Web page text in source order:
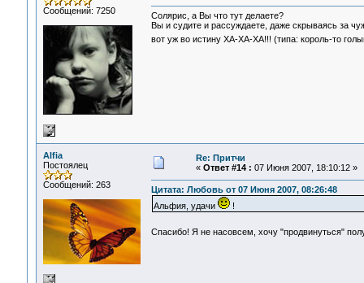
Сообщений: 7250
Солярис, а Вы что тут делаете?
Вы и судите и рассуждаете, даже скрываясь за
вот уж во истину ХА-ХА-ХА!!! (типа: король-то
Alfia
Постоялец
Сообщений: 263
Re: Притчи
« Ответ #14 : 07 Июня 2007, 18:10:12 »
Цитата: Любовь от 07 Июня 2007, 08:26:48
Альфия, удачи
!
Спасибо! Я не насовсем, хочу "продвинуться"